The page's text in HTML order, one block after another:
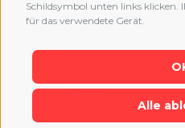
Schildsymbol unten links klicken.
für das verwendete Gerät.
Alle